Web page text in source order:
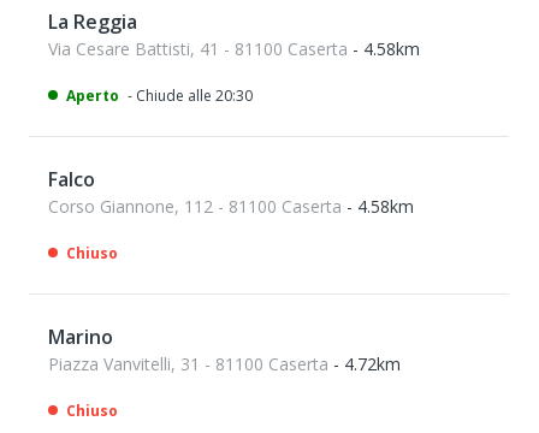
La Reggia
Via Cesare Battisti, 41 - 81100 Caserta - 4.58km
Aperto - Chiude alle 20:30
Falco
Corso Giannone, 112 - 81100 Caserta - 4.58km
Chiuso
Marino
Piazza Vanvitelli, 31 - 81100 Caserta - 4.72km
Chiuso